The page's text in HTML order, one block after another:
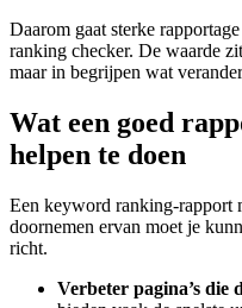
Daarom gaat sterke
ranking checker. De waarde
maar in begrijpen wat
Wat een goed
helpen te doen
Een keyword ranking-rapport
doornemen ervan moet je
richt.
Verbeter pagina’s die